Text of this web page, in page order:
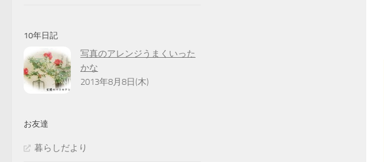
10年日記
写真のアレンジうまくいった
かな
2013年8月8日(木)
お友達
暮らしだより